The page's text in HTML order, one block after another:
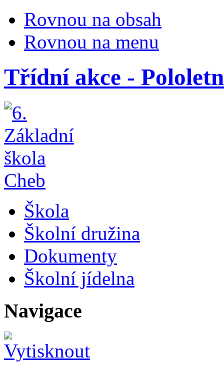
Rovnou na obsah
Rovnou na menu
Třídní akce -
Škola
Školní družina
Dokumenty
Školní jídelna
Navigace